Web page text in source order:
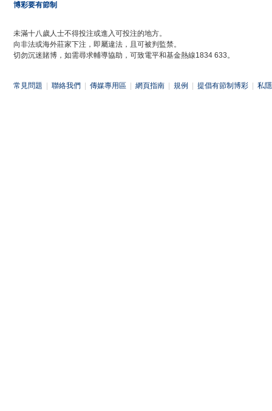
博彩要有節制
未滿十八歲人士不得投注或進入可投注的地方。
向非法或海外莊家下注，即屬違法，且可被判監禁。
切勿沉迷賭博，如需尋求輔導協助，可致電平和基金熱線1834 633。
常見問題 聯絡我們 傳媒專用區 網頁指南 規例 提倡有節制博彩 私